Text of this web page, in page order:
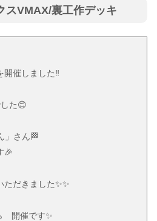
スVMAX/裏工作デッキ
開催しました‼️
た😊
」さん🏁
🎉
だきました✨✨
開催です✨